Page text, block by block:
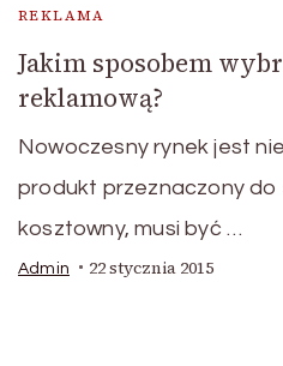
REKLAMA
Jakim sposobem
reklamową?
Nowoczesny rynek jest
produkt przeznaczony do
kosztowny, musi być …
Admin 22 stycznia 2015